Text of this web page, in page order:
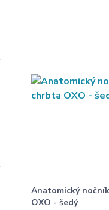
Anatomický
OXO - šedý